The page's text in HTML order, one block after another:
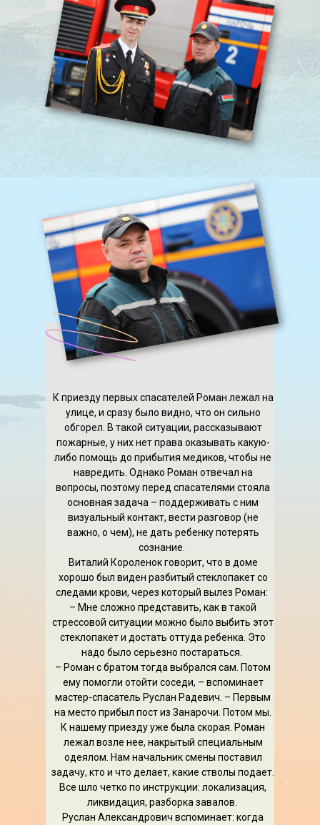
К приезду первых спасателей Роман лежал на
улице, и сразу было видно, что он сильно
обгорел. В такой ситуации, рассказывают
пожарные, у них нет права оказывать какую-
либо помощь до прибытия медиков, чтобы не
навредить. Однако Роман отвечал на
вопросы, поэтому перед спасателями стояла
основная задача – поддерживать с ним
визуальный контакт, вести разговор (не
важно, о чем), не дать ребенку потерять
сознание.
Виталий Короленок говорит, что в доме
хорошо был виден разбитый стеклопакет со
следами крови, через который вылез Роман:
– Мне сложно представить, как в такой
стрессовой ситуации можно было выбить этот
стеклопакет и достать оттуда ребенка. Это
надо было серьезно постараться.
– Роман с братом тогда выбрался сам. Потом
ему помогли отойти соседи, – вспоминает
мастер-спасатель Руслан Радевич. – Первым
на место прибыл пост из Занарочи. Потом мы.
К нашему приезду уже была скорая. Роман
лежал возле нее, накрытый специальным
одеялом. Нам начальник смены поставил
задачу, кто и что делает, какие стволы подает.
Все шло четко по инструкции: локализация,
ликвидация, разборка завалов.
Руслан Александрович вспоминает: когда